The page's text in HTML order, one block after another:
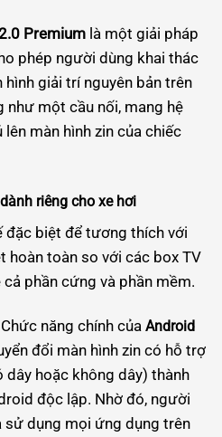
Premium là một giải pháp
phép người dùng khai thác
giải trí nguyên bản trên
như một cầu nối, mang hệ
màn hình zin của chiếc
riêng cho xe hơi
đặc biệt để tương thích với
hoàn toàn so với các box TV
phần cứng và phần mềm.
năng chính của Android
đổi màn hình zin có hỗ trợ
dây hoặc không dây) thành
độc lập. Nhờ đó, người
sử dụng mọi ứng dụng trên